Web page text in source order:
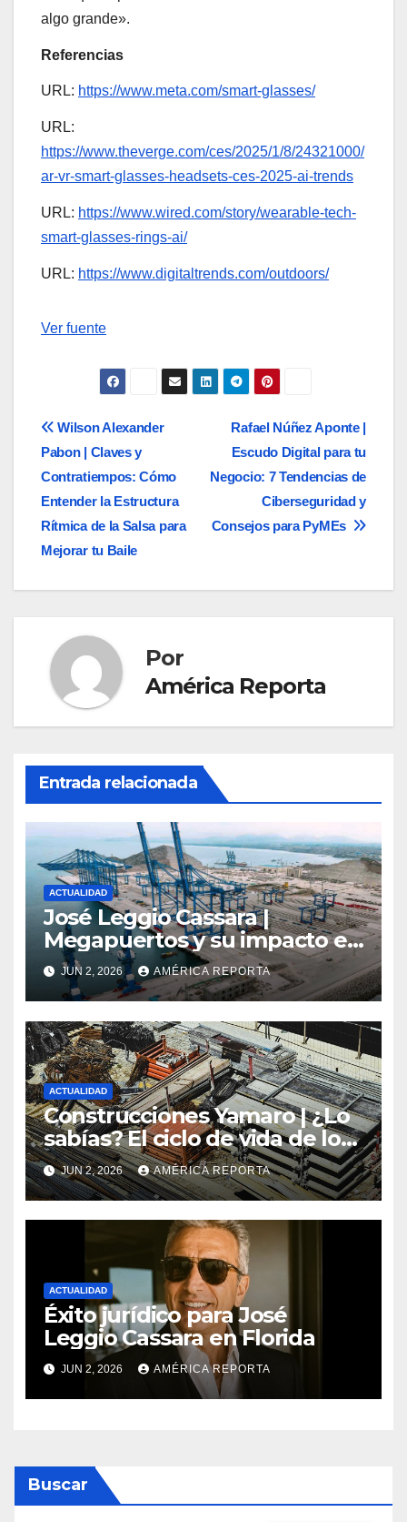
algo grande».
Referencias
URL: https://www.meta.com/smart-glasses/
URL:
https://www.theverge.com/ces/2025/1/8/24321000/
ar-vr-smart-glasses-headsets-ces-2025-ai-trends
URL: https://www.wired.com/story/wearable-tech-
smart-glasses-rings-ai/
URL: https://www.digitaltrends.com/outdoors/
Navegación
entradas
Ver fuente
Navegación
de
entradas
Rafael Núñez Aponte |
Escudo Digital para tu
Negocio: 7 Tendencias de
Ciberseguridad y
Consejos para PyMEs
Wilson Alexander
Pabon | Claves y
Contratiempos: Cómo
Entender la Estructura
Rítmica de la Salsa para
Mejorar tu Baile
Por
América Reporta
Entrada relacionada
ACTUALIDAD
José Leggio Cassara |
Megapuertos y su impacto en
el turismo y el comercio
global
JUN 2, 2026 AMÉRICA REPORTA
ACTUALIDAD
Construcciones Yamaro | ¿Lo
sabías? El ciclo de vida de los
materiales de construcción
revoluciona eficiencia en
proyectos modernos
JUN 2, 2026 AMÉRICA REPORTA
ACTUALIDAD
Éxito jurídico para José
Leggio Cassara en Florida
JUN 2, 2026 AMÉRICA REPORTA
Buscar